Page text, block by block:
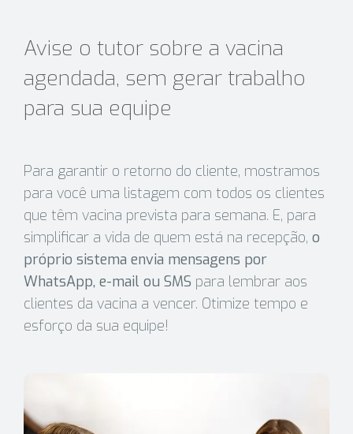
Avise o tutor sobre a vacina
agendada, sem gerar trabalho
para sua equipe
Para garantir o retorno do cliente, mostramos
para você uma listagem com todos os clientes
que têm vacina prevista para semana. E, para
simplificar a vida de quem está na recepção, o
próprio sistema envia mensagens por
WhatsApp, e-mail ou SMS para lembrar aos
clientes da vacina a vencer. Otimize tempo e
esforço da sua equipe!